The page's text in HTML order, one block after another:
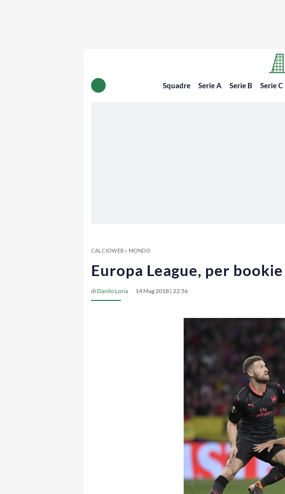
Squadre Serie A Serie B Serie C
CALCIOWEB» MONDO
Europa League, per
di Danilo Loria 14 Mag 2018 | 22:56